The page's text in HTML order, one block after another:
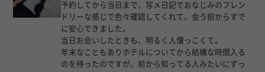
予約してから当日まで、写メ日記でおなじみのフレン
ドリーな感じで色々確認してくれて、会う前からすで
に安心できました。
当日お会いしたときも、明るく人懐っこくて。
年末なこともありホテルについてから結構な時間入る
のを待ったのですが、前から知ってる人みたいにずっ